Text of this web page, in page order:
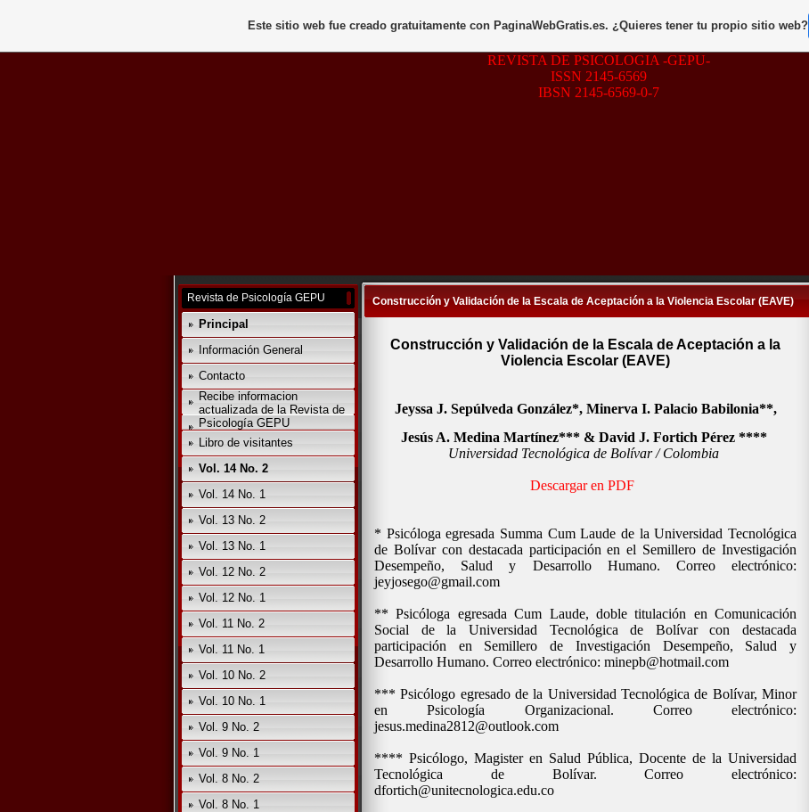
REVISTA DE PSICOLOGIA -GEPU-
ISSN 2145-6569
IBSN 2145-6569-0-7
Revista de Psicología GEPU
Principal
Información General
Contacto
Recibe informacion
actualizada de la Revista de
Psicología GEPU
Libro de visitantes
Vol. 14 No. 2
Vol. 14 No. 1
Vol. 13 No. 2
Vol. 13 No. 1
Vol. 12 No. 2
Vol. 12 No. 1
Vol. 11 No. 2
Vol. 11 No. 1
Vol. 10 No. 2
Vol. 10 No. 1
Vol. 9 No. 2
Vol. 9 No. 1
Vol. 8 No. 2
Vol. 8 No. 1
Construcción y Validación de la Escala de Aceptación a la Violencia Escolar (EAVE)
Construcción y Validación de la Escala de Aceptación a la
Violencia Escolar (EAVE)
Jeyssa J. Sepúlveda González*, Minerva I. Palacio Babilonia**,
Jesús A. Medina Martínez*** & David J. Fortich Pérez ****
Universidad Tecnológica de Bolívar / Colombia
Descargar en PDF
* Psicóloga egresada Summa Cum Laude de la Universidad Tecnológica
de Bolívar con destacada participación en el Semillero de Investigación
Desempeño, Salud y Desarrollo Humano. Correo electrónico:
jeyjosego@gmail.com
** Psicóloga egresada Cum Laude, doble titulación en Comunicación
Social de la Universidad Tecnológica de Bolívar con destacada
participación en Semillero de Investigación Desempeño, Salud y
Desarrollo Humano. Correo electrónico: minepb@hotmail.com
*** Psicólogo egresado de la Universidad Tecnológica de Bolívar, Minor
en Psicología Organizacional. Correo electrónico:
jesus.medina2812@outlook.com
**** Psicólogo, Magister en Salud Pública, Docente de la Universidad
Tecnológica de Bolívar. Correo electrónico:
dfortich@unitecnologica.edu.co
Este sitio web fue creado gratuitamente con PaginaWebGratis.es. ¿Quieres tener tu propio sitio web?